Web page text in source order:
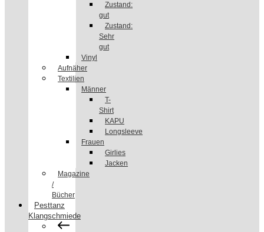
Zustand:
gut
Zustand:
Sehr
gut
Vinyl
Aufnäher
Textilien
Männer
T-
Shirt
KAPU
Longsleeve
Frauen
Girlies
Jacken
Magazine
/
Bücher
Pesttanz
Klangschmiede